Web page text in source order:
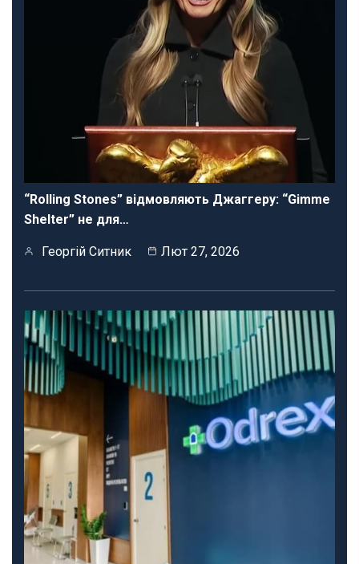
“Rolling Stones” відмовляють Джаггеру: “Gimme
Shelter” не для…
Георгій Ситник Лют 27, 2026